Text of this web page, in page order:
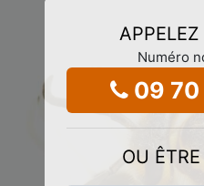
Numéro
09 70
OU